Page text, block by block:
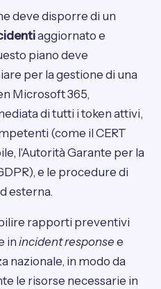
deve disporre di un
aggiornato e
piano deve
per la gestione di una
Microsoft 365,
di tutti i token attivi,
(come il CERT
l'Autorità Garante per la
e le procedure di
esterna.
rapporti preventivi
in incident response e
nazionale, in modo da
le risorse necessarie in